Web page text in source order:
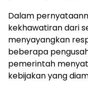
Dalam
kekhawatiran dari
menyayangkan
beberapa
pemerintah
kebijakan yang